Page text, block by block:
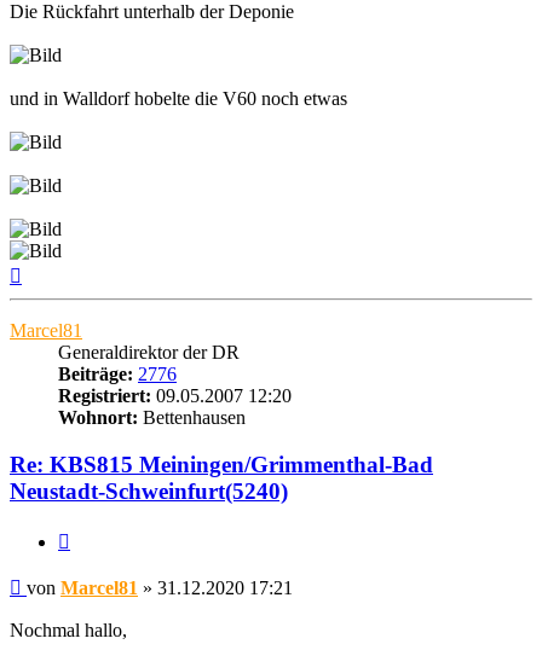
Die Rückfahrt unterhalb der Deponie
und in Walldorf hobelte die V60 noch etwas
Marcel81
Generaldirektor der DR
Beiträge: 2776
Registriert: 09.05.2007 12:20
Wohnort: Bettenhausen
Re: KBS815 Meiningen/Grimmenthal-Bad
Neustadt-Schweinfurt(5240)
Beitrag
von Marcel81 » 31.12.2020 17:21
Nochmal hallo,